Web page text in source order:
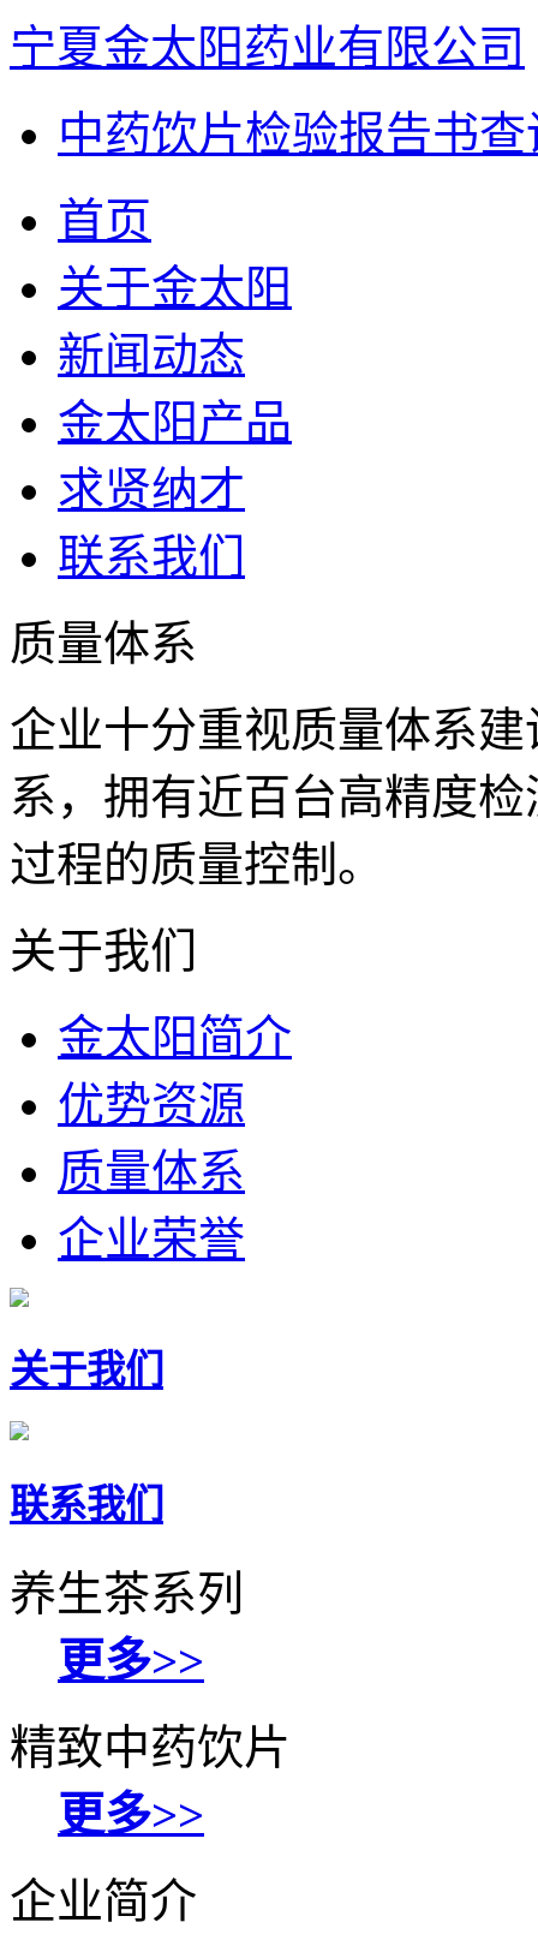
宁夏金太阳药业有限公司
中药饮片检验报告书查
首页
关于金太阳
新闻动态
金太阳产品
求贤纳才
联系我们
质量体系
企业十分重视质量体系
系，拥有近百台高精度
过程的质量控制。
关于我们
金太阳简介
优势资源
质量体系
企业荣誉
关于我们
联系我们
养生茶系列
更多>>
精致中药饮片
更多>>
企业简介